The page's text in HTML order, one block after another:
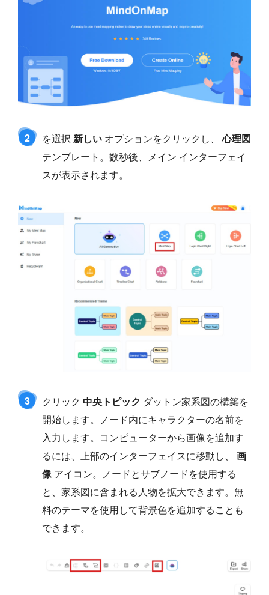
2 を選択 新しい オプションをクリックし、心理図
テンプレート。数秒後、メイン インターフェイ
スが表示されます。
3 クリック 中央トピック ダットン家系図の構築を
開始します。ノード内にキャラクターの名前を
入力します。コンピューターから画像を追加す
るには、上部のインターフェイスに移動し、 画
像アイコン。ノードとサブノードを使用する
と、家系図に含まれる人物を拡大できます。無
料のテーマを使用して背景色を追加することも
できます。